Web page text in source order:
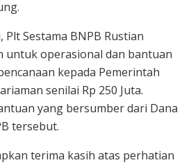
Plt Sestama BNPB Rustian
untuk operasional dan bantuan
kepada Pemerintah
senilai Rp 250 Juta.
yang bersumber dari Dana
tersebut.
terima kasih atas perhatian